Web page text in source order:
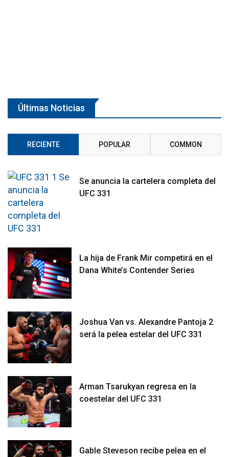
Últimas Noticias
RECIENTE POPULAR COMMON
Se anuncia la cartelera completa del
UFC 331
La hija de Frank Mir competirá en el
Dana White’s Contender Series
Joshua Van vs. Alexandre Pantoja 2
será la pelea estelar del UFC 331
Arman Tsarukyan regresa en la
coestelar del UFC 331
Gable Steveson recibe pelea en el